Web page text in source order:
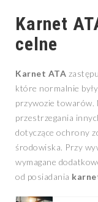
Karnet
celne
Karnet ATA
które normalnie
przywozie towarów.
przestrzegania
dotyczące ochrony
środowiska. Przy
wymagane
od posiadania